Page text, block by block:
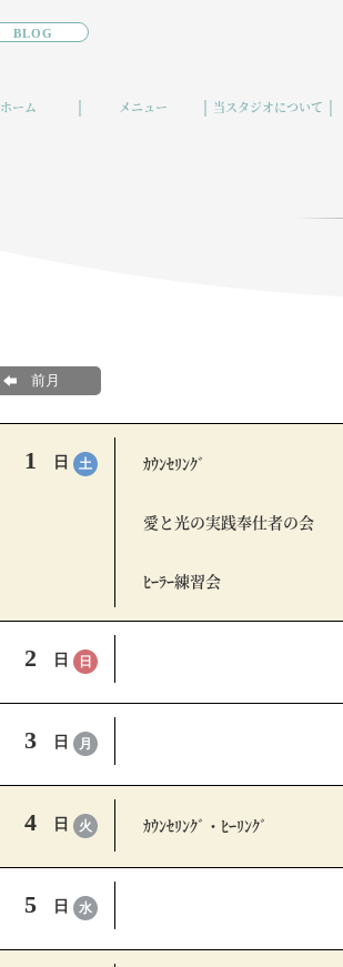
ホーム メニュー 当スタジオについて
BLOG
前月
1 日 土 ｶｳﾝｾﾘﾝｸﾞ
愛と光の実践奉仕者の会
ﾋｰﾗｰ練習会
2 日 日
3 日 月
4 日 火 ｶｳﾝｾﾘﾝｸﾞ・ﾋｰﾘﾝｸﾞ
5 日 水